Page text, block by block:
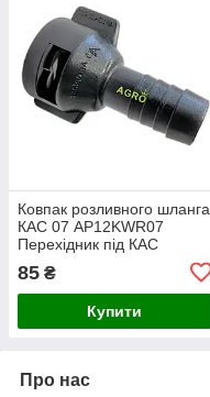
Ковпак розливного шланга
КАС 07 AP12KWR07
Перехідник під КАС
85 ₴
Купити
Про нас